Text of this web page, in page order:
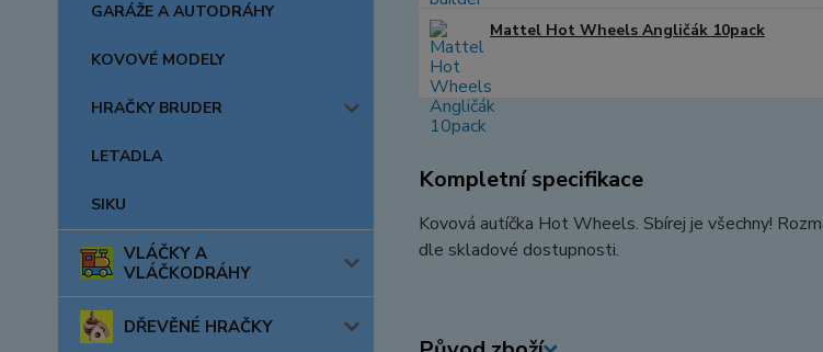
GARÁŽE A AUTODRÁHY
KOVOVÉ MODELY
HRAČKY BRUDER
LETADLA
SIKU
VLÁČKY A
VLÁČKODRÁHY
DŘEVĚNÉ HRAČKY
Mattel Hot Wheels Angličák 10pack
Kompletní specifikace
Kovová autíčka Hot Wheels. Sbírej je všechny!
dle skladové dostupnosti.